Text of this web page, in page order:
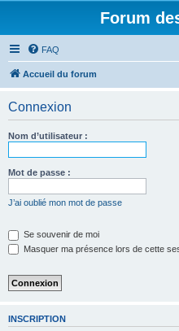
Forum
FAQ
Accueil du forum
Connexion
Nom d’utilisateur :
Mot de passe :
J’ai oublié mon mot de passe
Se souvenir de moi
Masquer ma présence lors de cette
INSCRIPTION